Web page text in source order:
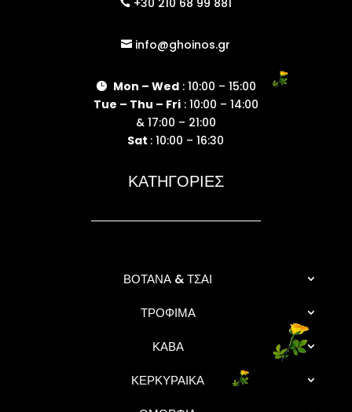
 +30 210 68 99 881
 info@ghoinos.gr
 Mon – Wed: 10:00 – 15:00
Tue – Thu – Fri: 10:00 – 14:00
& 17:00 – 21:00
Sat : 10:00 – 16:30
ΚΑΤΗΓΟΡΙΕΣ
ΒΟΤΑΝΑ & ΤΣΑΙ
ΤΡΟΦΙΜΑ
ΚΑΒΑ
ΚΕΡΚΥΡΑΙΚΑ